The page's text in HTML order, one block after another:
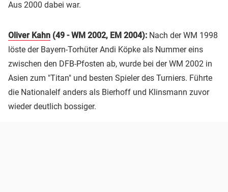
Aus 2000 dabei war.
Oliver Kahn (49 - WM 2002, EM 2004): Nach der WM 1998
löste der Bayern-Torhüter Andi Köpke als Nummer eins
zwischen den DFB-Pfosten ab, wurde bei der WM 2002 in
Asien zum "Titan" und besten Spieler des Turniers. Führte
die Nationalelf anders als Bierhoff und Klinsmann zuvor
wieder deutlich bossiger.